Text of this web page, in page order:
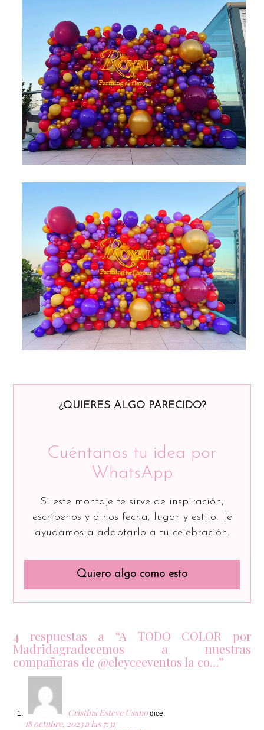
¿QUIERES ALGO PARECIDO?
Cuéntanos tu idea por
WhatsApp
Si este montaje te sirve de inspiración,
escríbenos y dinos fecha, lugar y estilo. Te
ayudamos a adaptarlo a tu celebración.
Quiero algo como esto
4 respuestas a “A TODO COLOR por
Madridagradecemos a nuestras
compañeras de @eleyceeventos la co…”
Cristina Esteve Usano dice:
18 octubre, 2023 a las 7:31